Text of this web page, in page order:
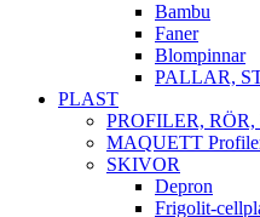
Bambu
Faner
Blompinnar
PALLAR,
PLAST
PROFILER,
MAQUETT
SKIVOR
Depron
Frigolit-